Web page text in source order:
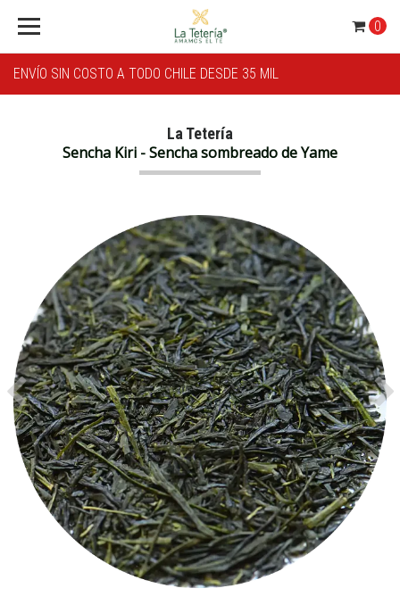
ENVÍO SIN COSTO A TODO CHILE DESDE 35 MIL
0
La Tetería
Sencha Kiri - Sencha sombreado de Yame
Previous